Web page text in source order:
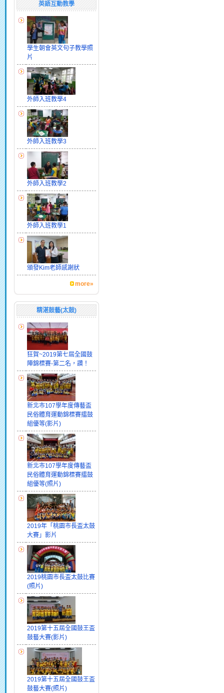
英語互動教學
學生朝會英文句子教學照
片
外師入班教學4
外師入班教學3
外師入班教學2
外師入班教學1
頒發Kim老師感謝狀
more»
精湛鼓藝(太鼓)
狂賀~2019第七屆全國鼓
陣錦標賽-第二名，讚！
新北市107學年度傳藝盃
民俗體育運動錦標賽擂鼓
組優等(影片)
新北市107學年度傳藝盃
民俗體育運動錦標賽擂鼓
組優等(照片)
2019年「桃園市長盃太鼓
大賽」影片
2019桃園市長盃太鼓比賽
(照片)
2019第十五屆全國鼓王盃
鼓藝大賽(影片)
2019第十五屆全國鼓王盃
鼓藝大賽(照片)